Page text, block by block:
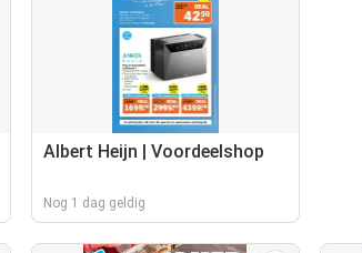
Albert Heijn | Voordeelshop
Nog 1 dag geldig